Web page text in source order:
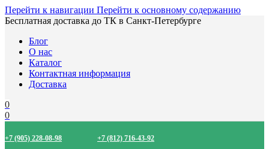
Перейти к навигации Перейти к основному содержанию
Бесплатная доставка до ТК в Санкт-Петербурге
Блог
О нас
Каталог
Контактная информация
Доставка
0
0
+7 (905) 228-08-98 +7 (812) 716-43-92